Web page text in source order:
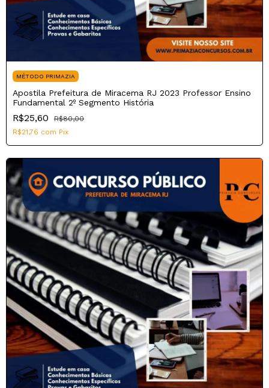
MÉTODO PRIMAZIA
Apostila Prefeitura de Miracema RJ 2023 Professor Ensino
Fundamental 2º Segmento História
R$25,60
R$80,00
R$21,76 com Pix